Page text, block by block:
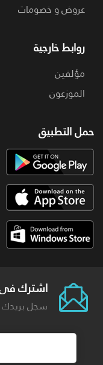
عروض و خصومات
روابط خارجية
مؤلفين
الموزعون
حمل التطبيق
اشترك فى
سجل بريدك